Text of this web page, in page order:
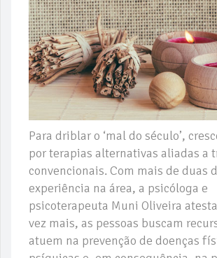
Para driblar o ‘mal do século’,
por terapias alternativas aliadas a
convencionais. Com mais de duas
experiência na área, a psicóloga e
psicoterapeuta Muni Oliveira
vez mais, as pessoas buscam
atuem na prevenção de doenças